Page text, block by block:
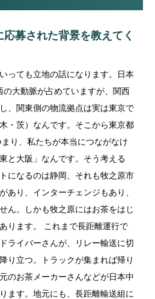
応募された背景を教えてく
っても立地の話になります。日本
大動脈が占めていますが、関西
、関東側の物流拠点は実は東京で
・茨）なんです。そこから東京都
り、私たちが本当につながなけ
と大阪」なんです。そう考える
になるのは静岡、それも牧之原市
あり、インターチェンジもあり、
ん。しかも牧之原にはお茶をはじ
ります。 これまで長距離運行で
ライバーさんが、リレー輸送に切
り立つ。トラックが集まれば帰り
のお茶メーカーさんなどが日本中
ます。地元にも、長距離輸送組に